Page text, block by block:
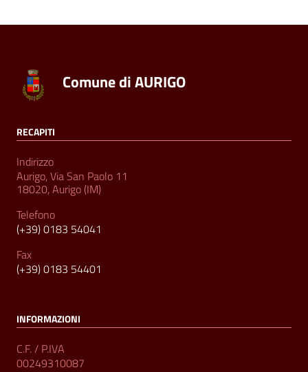
Comune di AURIGO
RECAPITI
Indirizzo
Aurigo, Via San Paolo 11
18020, Aurigo (IM)
Telefono
(+39) 0183 54041
Fax
(+39) 0183 54401
INFORMAZIONI
C.F. / P.IVA
00249310087